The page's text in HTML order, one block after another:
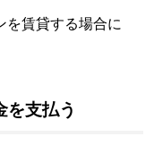
を賃貸する場合に
を支払う